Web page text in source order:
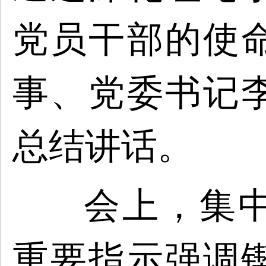
党员干部的使
事、党委书记
总结讲话。
会上，集